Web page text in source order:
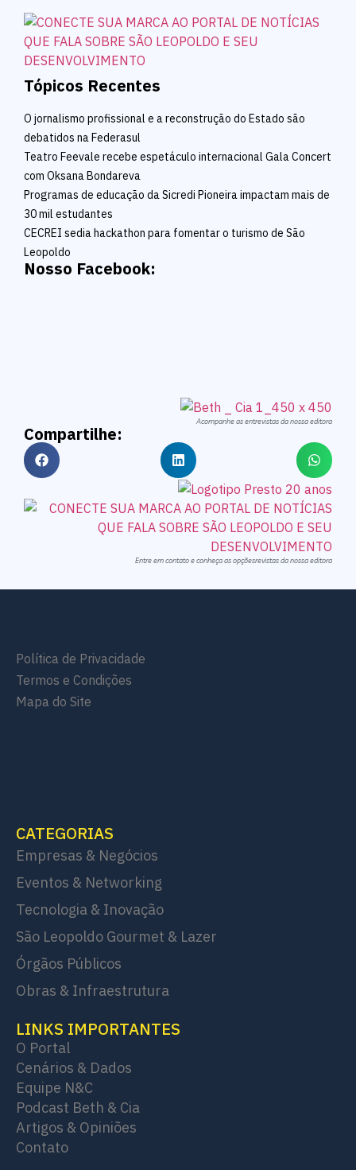
Tópicos Recentes
O jornalismo profissional e a reconstrução do Estado são
debatidos na Federasul
Teatro Feevale recebe espetáculo internacional Gala Concert
com Oksana Bondareva
Programas de educação da Sicredi Pioneira impactam mais de
30 mil estudantes
CECREI sedia hackathon para fomentar o turismo de São
Leopoldo
Nosso Facebook:
Acompanhe as entrevistas da nossa editora
Compartilhe:
Entre em contato e conheça as opçõesrevistas da nossa editora
Política de Privacidade
Termos e Condições
Mapa do Site
CATEGORIAS
Empresas & Negócios
Eventos & Networking
Tecnologia & Inovação
São Leopoldo Gourmet & Lazer
Órgãos Públicos
Obras & Infraestrutura
LINKS IMPORTANTES
O Portal
Cenários & Dados
Equipe N&C
Podcast Beth & Cia
Artigos & Opiniões
Contato